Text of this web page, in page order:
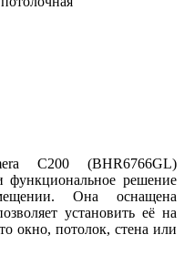
C200 (BHR6766GL)
функциональное решение
Она оснащена
установить её на
окно, потолок, стена или